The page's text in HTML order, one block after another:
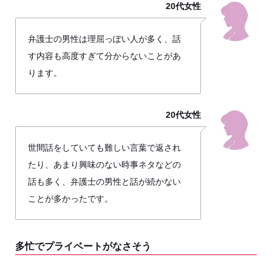
20代女性
弁護士の男性は理屈っぽい人が多く、話
す内容も高度すぎて分からないことがあ
ります。
20代女性
世間話をしていても難しい言葉で返され
たり、あまり興味のない時事ネタなどの
話も多く、弁護士の男性と話が続かない
ことが多かったです。
多忙でプライベートがなさそう